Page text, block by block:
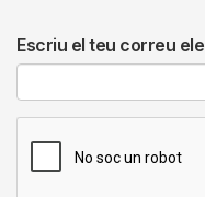
Escriu el teu correu